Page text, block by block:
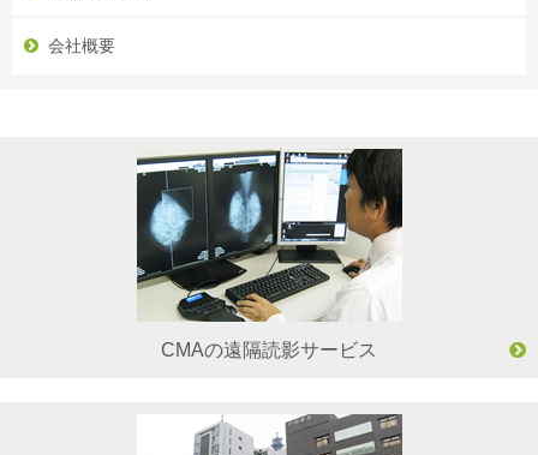
会社概要
CMAの遠隔読影サービス